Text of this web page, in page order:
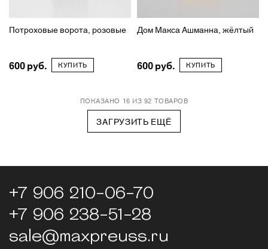
Потроховые ворота, розовые
600 КУПИТЬ
Дом Макса Ашманна, жёлтый
600 КУПИТЬ
ПОКАЗАНО 16 ИЗ 92 ТОВАРОВ
ЗАГРУЗИТЬ ЕЩЁ
+7 906 210-06-70
+7 906 238-51-28
sale@maxpreuss.ru